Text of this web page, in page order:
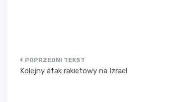
Nawigacja
Kolejny atak rakietowy na Izrael